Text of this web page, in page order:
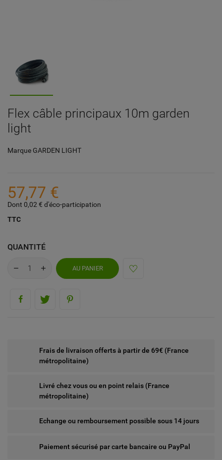
Flex câble principaux 10m garden
light
Marque GARDEN LIGHT
57,77 €
Dont 0,02 € d'éco-participation
TTC
QUANTITÉ
AU PANIER
Frais de livraison offerts à partir de 69€ (France
métropolitaine)
Livré chez vous ou en point relais (France
métropolitaine)
Echange ou remboursement possible sous 14 jours
Paiement sécurisé par carte bancaire ou PayPal